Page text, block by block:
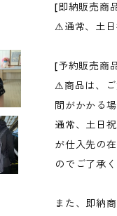
[即納販売商
⚠︎通常、土日
[予約販売商
⚠︎商品は、ご
間がかかる
通常、土日
が仕入先の
のでご了承
また、即納